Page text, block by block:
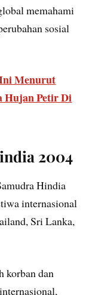
memahami
sosial
Menurut
Hujan Petir Di
2004
Hindia
internasional
Sri Lanka,
korban dan